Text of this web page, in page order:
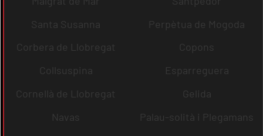
Santa Susanna
Perpètua de Mogoda
Corbera de Llobregat
Copons
Collsuspina
Esparreguera
Cornellà de Llobregat
Gelida
Navas
Palau-solità i Plegamans